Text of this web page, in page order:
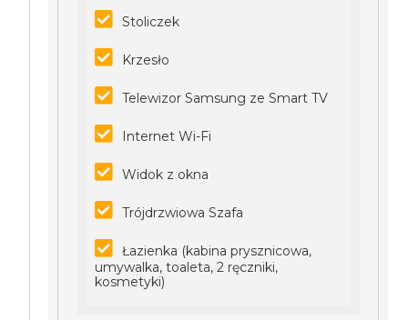
Stoliczek
Krzesło
Telewizor Samsung ze Smart TV
Internet Wi-Fi
Widok z okna
Trójdrzwiowa Szafa
Łazienka (kabina prysznicowa,
umywalka, toaleta, 2 ręczniki,
kosmetyki)